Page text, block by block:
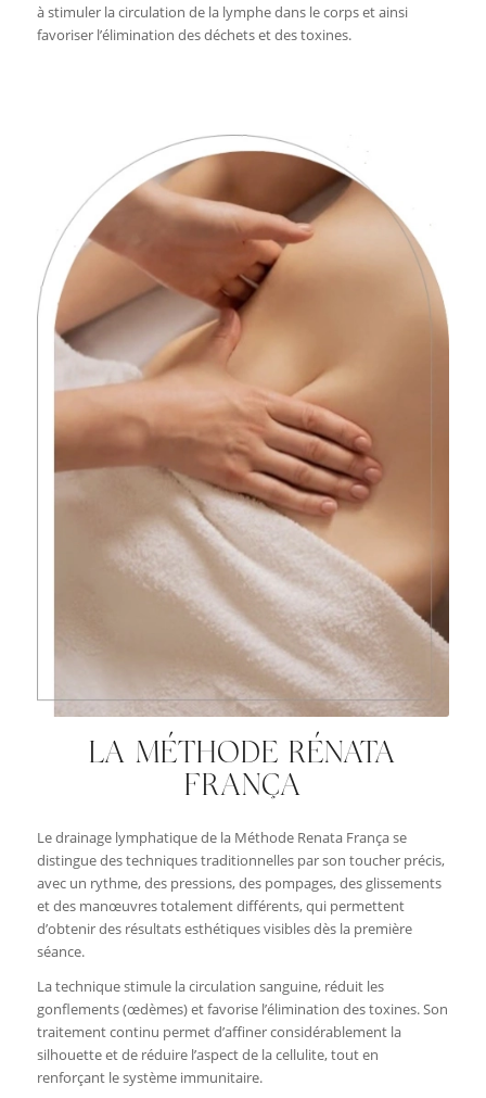
à stimuler la circulation de la lymphe dans le corps et ainsi
favoriser l’élimination des déchets et des toxines.
LA MÉTHODE RÉNATA
FRANÇA
Le drainage lymphatique de la Méthode Renata França se
distingue des techniques traditionnelles par son toucher précis,
avec un rythme, des pressions, des pompages, des glissements
et des manœuvres totalement différents, qui permettent
d’obtenir des résultats esthétiques visibles dès la première
séance.
La technique stimule la circulation sanguine, réduit les
gonflements (œdèmes) et favorise l’élimination des toxines. Son
traitement continu permet d’affiner considérablement la
silhouette et de réduire l’aspect de la cellulite, tout en
renforçant le système immunitaire.